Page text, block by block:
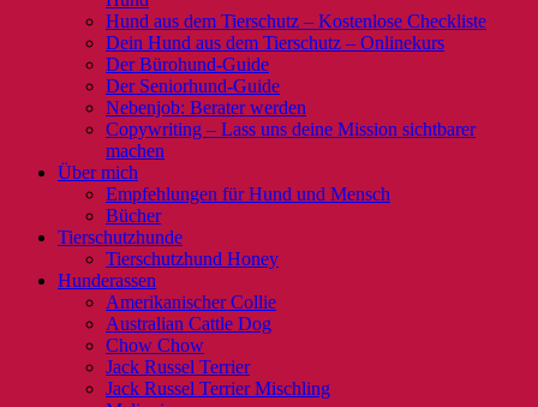
Hund aus dem Tierschutz – Kostenlose Checkliste
Dein Hund aus dem Tierschutz – Onlinekurs
Der Bürohund-Guide
Der Seniorhund-Guide
Nebenjob: Berater werden
Copywriting – Lass uns deine Mission sichtbarer
machen
Über mich
Empfehlungen für Hund und Mensch
Bücher
Tierschutzhunde
Tierschutzhund Honey
Hunderassen
Amerikanischer Collie
Australian Cattle Dog
Chow Chow
Jack Russel Terrier
Jack Russel Terrier Mischling